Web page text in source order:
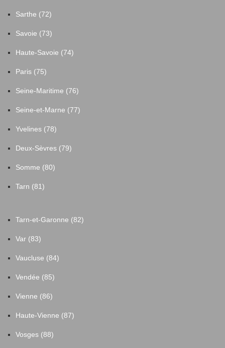
Sarthe (72)
Savoie (73)
Haute-Savoie (74)
Paris (75)
Seine-Maritime (76)
Seine-et-Marne (77)
Yvelines (78)
Deux-Sèvres (79)
Somme (80)
Tarn (81)
Tarn-et-Garonne (82)
Var (83)
Vaucluse (84)
Vendée (85)
Vienne (86)
Haute-Vienne (87)
Vosges (88)